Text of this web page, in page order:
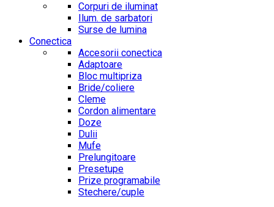
Corpuri de iluminat
Ilum. de sarbatori
Surse de lumina
Conectica
Accesorii conectica
Adaptoare
Bloc multipriza
Bride/coliere
Cleme
Cordon alimentare
Doze
Dulii
Mufe
Prelungitoare
Presetupe
Prize programabile
Stechere/cuple